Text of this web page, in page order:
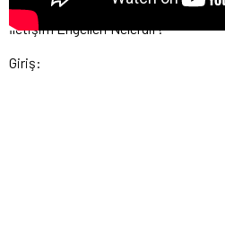
İletişim Engelleri Nelerdir?
Giriş: